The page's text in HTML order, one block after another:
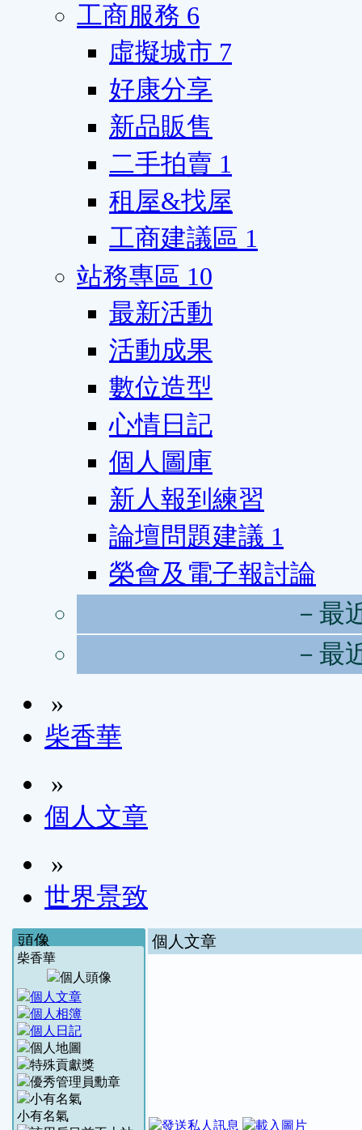
工商服務 6
虛擬城市 7
好康分享
新品販售
二手拍賣 1
租屋&找屋
工商建議區 1
站務專區 10
最新活動
活動成果
數位造型
心情日記
個人圖庫
新人報到練習
論壇問題建議 1
榮會及電子報討論
－最
－最
»
柴香華
»
個人文章
»
世界景致
頭像
柴香華
小有名氣
個人文章